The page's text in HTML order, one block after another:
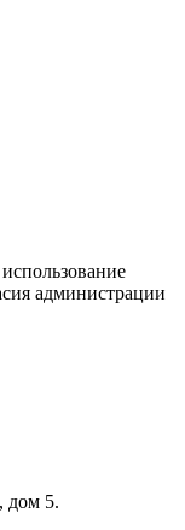
администрации
дом 5.